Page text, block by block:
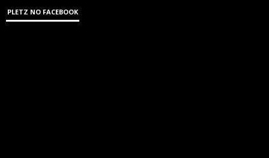
PLETZ NO FACEBOOK